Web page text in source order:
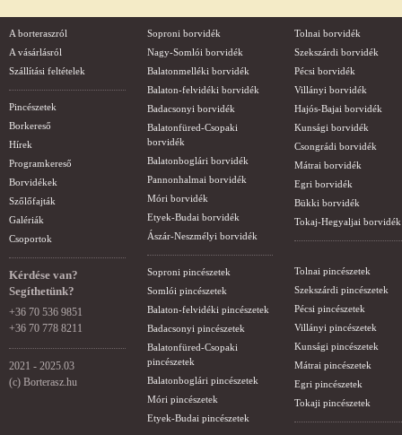
A borteraszról
A vásárlásról
Szállítási feltételek
Pincészetek
Borkereső
Hírek
Programkereső
Borvidékek
Szőlőfajták
Galériák
Csoportok
Kérdése van?
Segíthetünk?
+36 70 536 9851
+36 70 778 8211
2021 - 2025.03
(c) Borterasz.hu
Soproni borvidék
Nagy-Somlói borvidék
Balatonmelléki borvidék
Balaton-felvidéki borvidék
Badacsonyi borvidék
Balatonfüred-Csopaki
borvidék
Balatonboglári borvidék
Pannonhalmai borvidék
Móri borvidék
Etyek-Budai borvidék
Ászár-Neszmélyi borvidék
Soproni pincészetek
Somlói pincészetek
Balaton-felvidéki pincészetek
Badacsonyi pincészetek
Balatonfüred-Csopaki
pincészetek
Balatonboglári pincészetek
Móri pincészetek
Etyek-Budai pincészetek
Tolnai borvidék
Szekszárdi borvidék
Pécsi borvidék
Villányi borvidék
Hajós-Bajai borvidék
Kunsági borvidék
Csongrádi borvidék
Mátrai borvidék
Egri borvidék
Bükki borvidék
Tokaj-Hegyaljai borvidék
Tolnai pincészetek
Szekszárdi pincészetek
Pécsi pincészetek
Villányi pincészetek
Kunsági pincészetek
Mátrai pincészetek
Egri pincészetek
Tokaji pincészetek